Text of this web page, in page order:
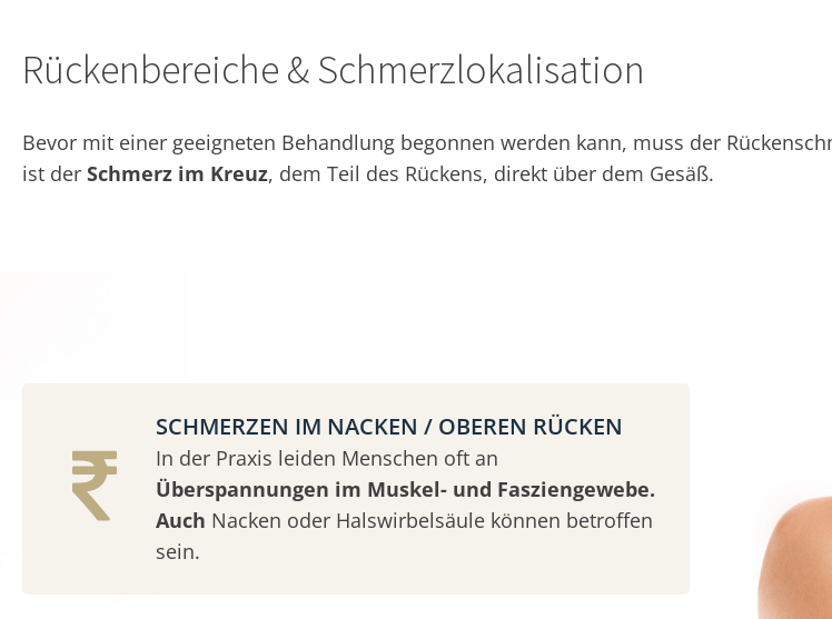
Rückenbereiche & Schmerzlokalisation
Bevor mit einer geeigneten Behandlung begonnen werden kann, muss der
ist der Schmerz im Kreuz, dem Teil des Rückens, direkt über dem Gesäß.
SCHMERZEN IM NACKEN / OBEREN RÜCKEN
In der Praxis leiden Menschen oft an
Überspannungen im Muskel- und Fasziengewebe.
Auch Nacken oder Halswirbelsäule können betroffen
sein.